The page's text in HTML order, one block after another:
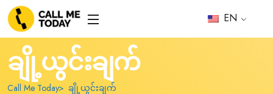
EN
ချို့ယွင်းချက်
Call Me Today ချို့ယွင်းချက်